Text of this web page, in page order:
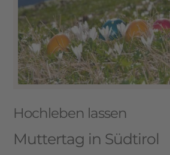
Hochleben lassen
Muttertag in Südtirol